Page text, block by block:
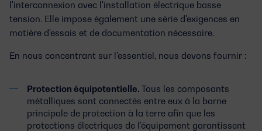
l'interconnexion avec l'installation électrique basse
tension. Elle impose également une série d'exigences en
matière d'essais et de documentation nécessaire.
En nous concentrant sur l'essentiel, nous devons fournir :
Protection équipotentielle. Tous les composants
métalliques sont connectés entre eux à la borne
principale de protection à la terre afin que les
protections électriques de l'équipement garantissent